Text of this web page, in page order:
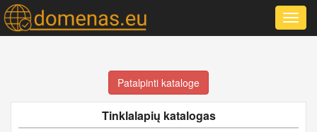
Patalpinti kataloge
Tinklalapių katalogas